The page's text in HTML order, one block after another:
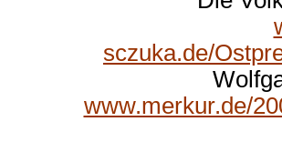
sczuka.de/
www.merkur.de/